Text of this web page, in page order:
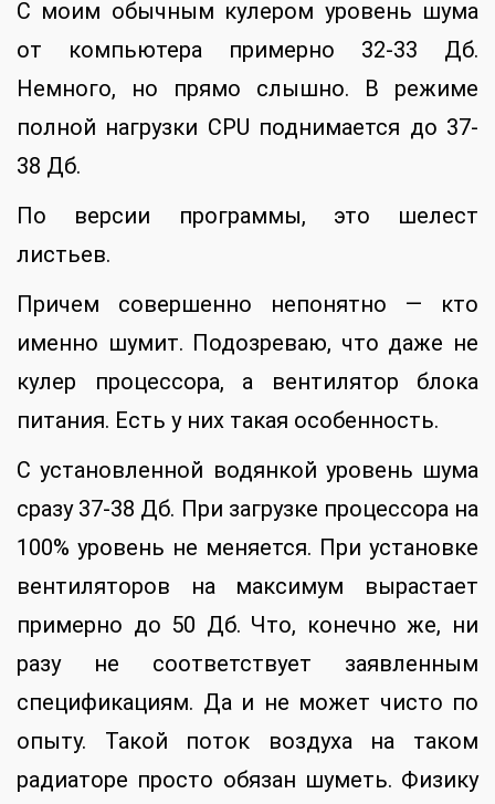
С моим обычным кулером уровень шума
от компьютера примерно 32-33 Дб.
Немного, но прямо слышно. В режиме
полной нагрузки CPU поднимается до 37-
38 Дб.
По версии программы, это шелест
листьев.
Причем совершенно непонятно — кто
именно шумит. Подозреваю, что даже не
кулер процессора, а вентилятор блока
питания. Есть у них такая особенность.
С установленной водянкой уровень шума
сразу 37-38 Дб. При загрузке процессора на
100% уровень не меняется. При установке
вентиляторов на максимум вырастает
примерно до 50 Дб. Что, конечно же, ни
разу не соответствует заявленным
спецификациям. Да и не может чисто по
опыту. Такой поток воздуха на таком
радиаторе просто обязан шуметь. Физику